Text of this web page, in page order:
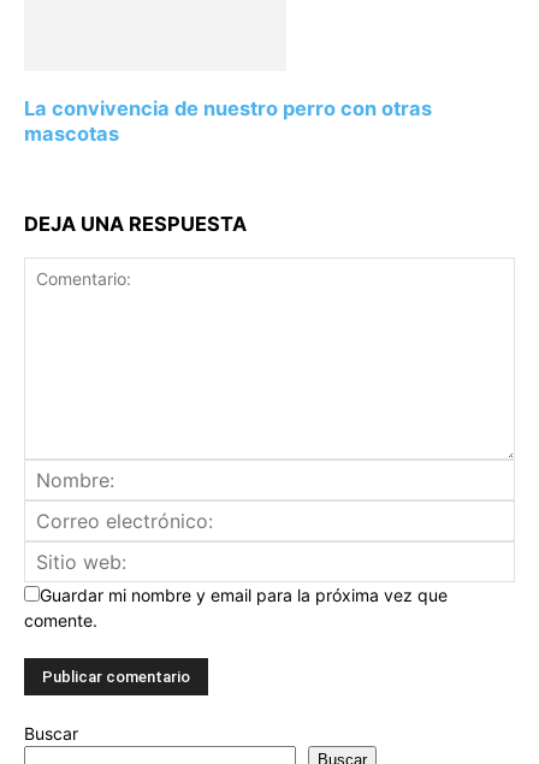
La convivencia de nuestro perro con otras
mascotas
DEJA UNA RESPUESTA
Guardar mi nombre y email para la próxima vez que
comente.
Buscar
Buscar